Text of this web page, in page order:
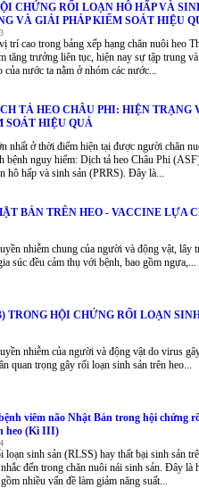
CHỨNG RỐI LOẠN HÔ HẤP VÀ
VÀ GIẢI PHÁP KIỂM SOÁT HIỆU
trí cao trong bảng xếp hạng chăn nuôi heo
tăng trưởng liên tục, hiện nay sự tập trung
của nước ta nằm ở nhóm các nước...
TẢ HEO CHÂU PHI: HIỆN TRẠNG
SOÁT HIỆU QUẢ
nhất ở thời điểm hiện tại được người chăn
bệnh nguy hiểm: Dịch tả heo Châu Phi
hô hấp và sinh sản (PRRS). Đây là...
BẢN TRÊN HEO - VACCINE LỰA
nhiễm chung của người và động vật, lây
súc đều cảm thụ với bệnh, bao gồm ngựa,...
TRONG HỘI CHỨNG RỐI LOẠN
nhiễm của người và động vật do virus
quan trọng gây rối loạn sinh sản trên heo...
viêm não Nhật Bản trong hội chứng
heo (Kì III)
sinh sản (RLSS) hay thất bại sinh sản
đến trong chăn nuôi nái sinh sản. Đây là
nhiều vấn đề làm giảm năng suất...